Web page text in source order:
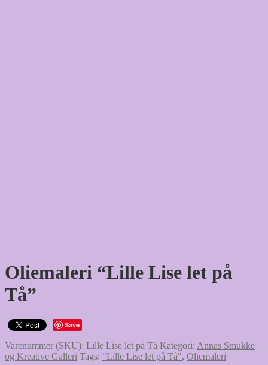
Oliemaleri “Lille Lise let på
Tå”
Save
Varenummer (SKU): Lille Lise let på Tå Kategori: Annas Smukke
og Kreative Galleri Tags: "Lille Lise let på Tå", Oliemaleri